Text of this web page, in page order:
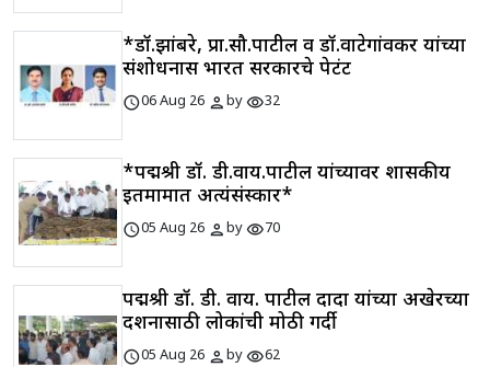
*डॉ.झांबरे, प्रा.सौ.पाटील व डॉ.वाटेगांवकर यांच्या
संशोधनास भारत सरकारचे पेटंट
schedule06 Aug 26 personbyvisibility32
*पद्मश्री डॉ. डी.वाय.पाटील यांच्यावर शासकीय
इतमामात अत्यंसंस्कार*
schedule05 Aug 26 personbyvisibility70
पद्मश्री डॉ. डी. वाय. पाटील दादा यांच्या अखेरच्या
दर्शनासाठी लोकांची मोठी गर्दी
schedule05 Aug 26 personbyvisibility62